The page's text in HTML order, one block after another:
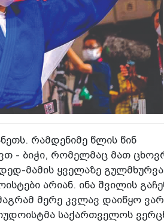
რამდენიმე წლის წინ
- ბიჭი, რომელმაც მათ
მამის ყველაზე
არიან. ინა შვილის
მერე კვლავ დაიწყო
საქართველოს